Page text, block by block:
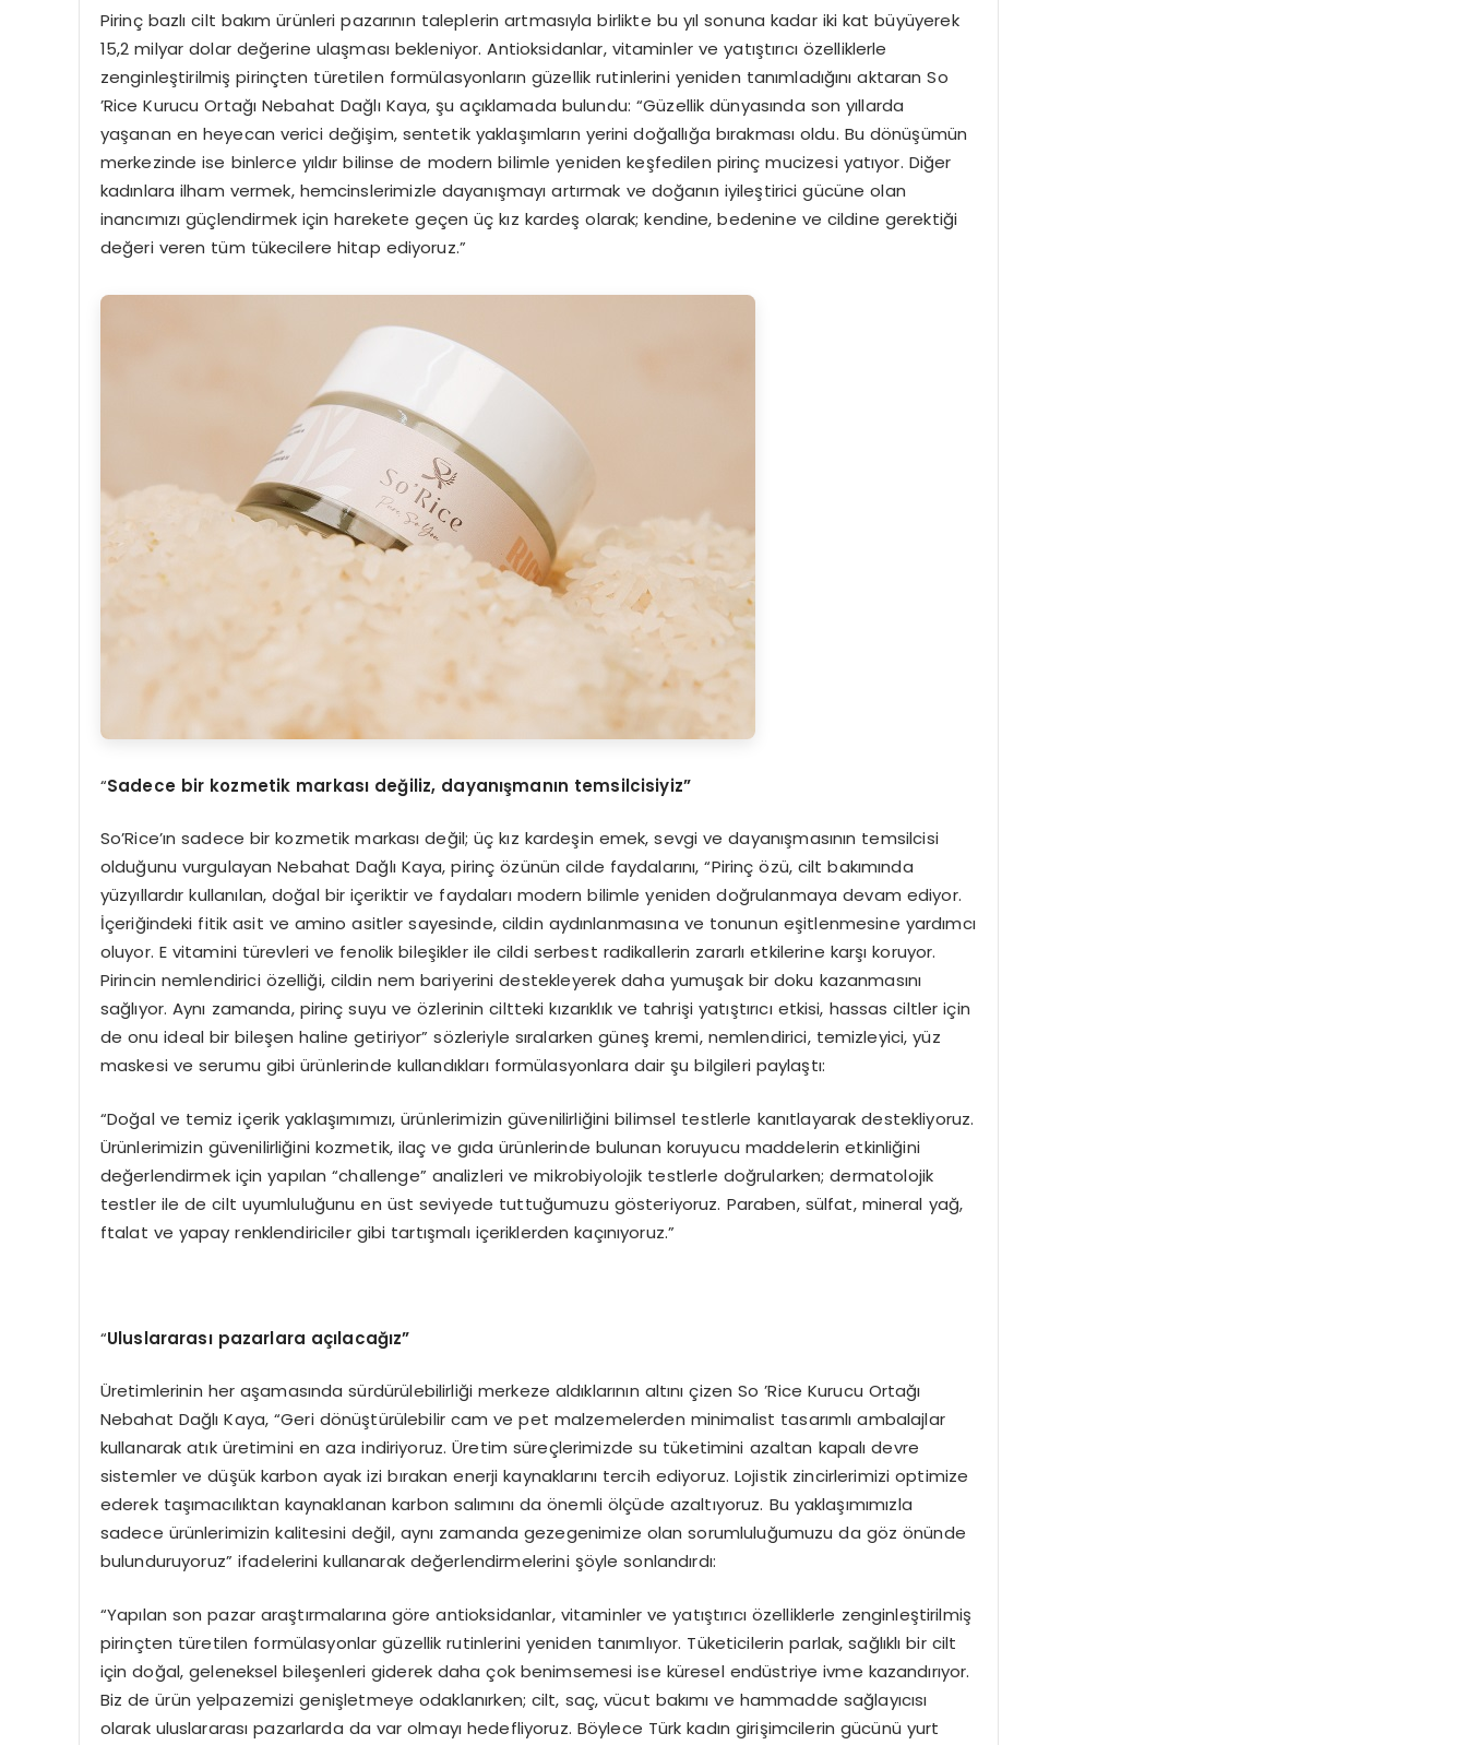
Pirinç bazlı cilt bakım ürünleri pazarının taleplerin artmasıyla birlikte bu yıl sonuna kadar iki kat büyüyerek
15,2 milyar dolar değerine ulaşması bekleniyor. Antioksidanlar, vitaminler ve yatıştırıcı özelliklerle
zenginleştirilmiş pirinçten türetilen formülasyonların güzellik rutinlerini yeniden tanımladığını aktaran So
’Rice Kurucu Ortağı Nebahat Dağlı Kaya, şu açıklamada bulundu: “Güzellik dünyasında son yıllarda
yaşanan en heyecan verici değişim, sentetik yaklaşımların yerini doğallığa bırakması oldu. Bu dönüşümün
merkezinde ise binlerce yıldır bilinse de modern bilimle yeniden keşfedilen pirinç mucizesi yatıyor. Diğer
kadınlara ilham vermek, hemcinslerimizle dayanışmayı artırmak ve doğanın iyileştirici gücüne olan
inancımızı güçlendirmek için harekete geçen üç kız kardeş olarak; kendine, bedenine ve cildine gerektiği
değeri veren tüm tükecilere hitap ediyoruz.”
“Sadece bir kozmetik markası değiliz, dayanışmanın temsilcisiyiz”
So’Rice’ın sadece bir kozmetik markası değil; üç kız kardeşin emek, sevgi ve dayanışmasının temsilcisi
olduğunu vurgulayan Nebahat Dağlı Kaya, pirinç özünün cilde faydalarını, “Pirinç özü, cilt bakımında
yüzyıllardır kullanılan, doğal bir içeriktir ve faydaları modern bilimle yeniden doğrulanmaya devam ediyor.
İçeriğindeki fitik asit ve amino asitler sayesinde, cildin aydınlanmasına ve tonunun eşitlenmesine yardımcı
oluyor. E vitamini türevleri ve fenolik bileşikler ile cildi serbest radikallerin zararlı etkilerine karşı koruyor.
Pirincin nemlendirici özelliği, cildin nem bariyerini destekleyerek daha yumuşak bir doku kazanmasını
sağlıyor. Aynı zamanda, pirinç suyu ve özlerinin ciltteki kızarıklık ve tahrişi yatıştırıcı etkisi, hassas ciltler için
de onu ideal bir bileşen haline getiriyor” sözleriyle sıralarken güneş kremi, nemlendirici, temizleyici, yüz
maskesi ve serumu gibi ürünlerinde kullandıkları formülasyonlara dair şu bilgileri paylaştı:
“Doğal ve temiz içerik yaklaşımımızı, ürünlerimizin güvenilirliğini bilimsel testlerle kanıtlayarak destekliyoruz.
Ürünlerimizin güvenilirliğini kozmetik, ilaç ve gıda ürünlerinde bulunan koruyucu maddelerin etkinliğini
değerlendirmek için yapılan “challenge” analizleri ve mikrobiyolojik testlerle doğrularken; dermatolojik
testler ile de cilt uyumluluğunu en üst seviyede tuttuğumuzu gösteriyoruz. Paraben, sülfat, mineral yağ,
ftalat ve yapay renklendiriciler gibi tartışmalı içeriklerden kaçınıyoruz.”
“Uluslararası pazarlara açılacağız”
Üretimlerinin her aşamasında sürdürülebilirliği merkeze aldıklarının altını çizen So ’Rice Kurucu Ortağı
Nebahat Dağlı Kaya, “Geri dönüştürülebilir cam ve pet malzemelerden minimalist tasarımlı ambalajlar
kullanarak atık üretimini en aza indiriyoruz. Üretim süreçlerimizde su tüketimini azaltan kapalı devre
sistemler ve düşük karbon ayak izi bırakan enerji kaynaklarını tercih ediyoruz. Lojistik zincirlerimizi optimize
ederek taşımacılıktan kaynaklanan karbon salımını da önemli ölçüde azaltıyoruz. Bu yaklaşımımızla
sadece ürünlerimizin kalitesini değil, aynı zamanda gezegenimize olan sorumluluğumuzu da göz önünde
bulunduruyoruz” ifadelerini kullanarak değerlendirmelerini şöyle sonlandırdı:
“Yapılan son pazar araştırmalarına göre antioksidanlar, vitaminler ve yatıştırıcı özelliklerle zenginleştirilmiş
pirinçten türetilen formülasyonlar güzellik rutinlerini yeniden tanımlıyor. Tüketicilerin parlak, sağlıklı bir cilt
için doğal, geleneksel bileşenleri giderek daha çok benimsemesi ise küresel endüstriye ivme kazandırıyor.
Biz de ürün yelpazemizi genişletmeye odaklanırken; cilt, saç, vücut bakımı ve hammadde sağlayıcısı
olarak uluslararası pazarlarda da var olmayı hedefliyoruz. Böylece Türk kadın girişimcilerin gücünü yurt